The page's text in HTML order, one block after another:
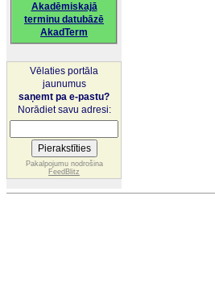
Akadēmiskajā
terminu datubāzē
AkadTerm
Vēlaties portāla
jaunumus
saņemt pa e-pastu?
Norādiet savu adresi:
Pakalpojumu nodrošina
FeedBlitz